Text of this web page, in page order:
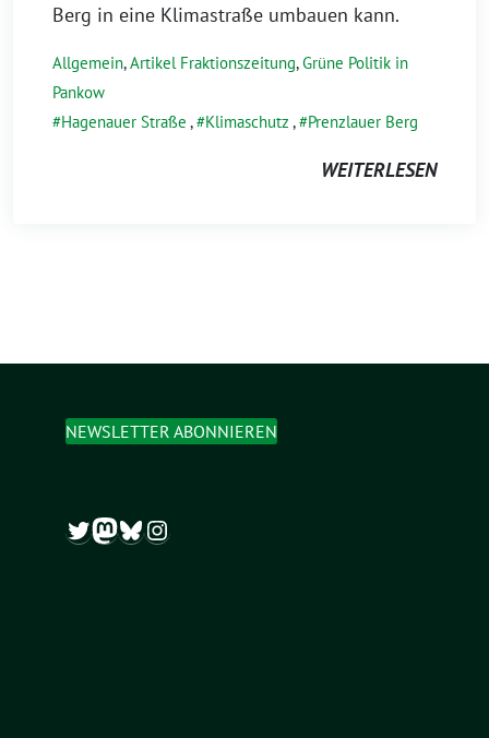
Berg in eine Klimastraße umbauen kann.
Allgemein,Artikel Fraktionszeitung,Grüne Politik in
Pankow
Hagenauer Straße , Klimaschutz , Prenzlauer Berg
WEITERLESEN
NEWSLETTER ABONNIEREN
Twitter
Mastodon
Bluesky
Instagram